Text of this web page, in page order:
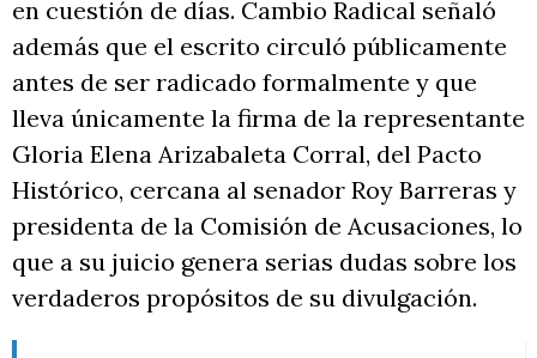
en cuestión de días. Cambio Radical señaló
además que el escrito circuló públicamente
antes de ser radicado formalmente y que
lleva únicamente la firma de la representante
Gloria Elena Arizabaleta Corral, del Pacto
Histórico, cercana al senador Roy Barreras y
presidenta de la Comisión de Acusaciones, lo
que a su juicio genera serias dudas sobre los
verdaderos propósitos de su divulgación.